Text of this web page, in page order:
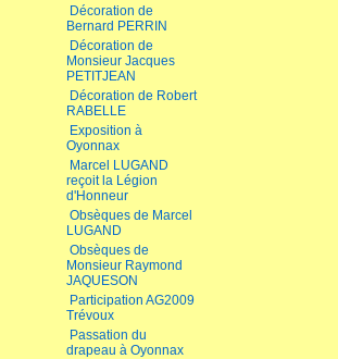
Décoration de
Bernard PERRIN
Décoration de
Monsieur Jacques
PETITJEAN
Décoration de Robert
RABELLE
Exposition à
Oyonnax
Marcel LUGAND
reçoit la Légion
d'Honneur
Obsèques de Marcel
LUGAND
Obsèques de
Monsieur Raymond
JAQUESON
Participation AG2009
Trévoux
Passation du
drapeau à Oyonnax